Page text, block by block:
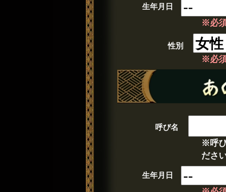
生年月日
※必
性別
※必
呼び名
※呼
ださい
生年月日